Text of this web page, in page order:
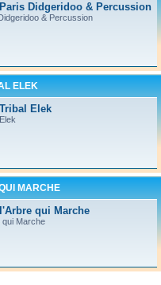
Didgeridoo & Percussion
& Percussion
ELEK
Elek
MARCHE
qui Marche
qui Marche